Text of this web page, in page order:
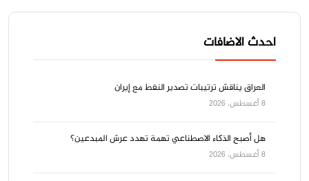
احدث الاضافات
العراق يناقش ترتيبات تصدير النفط مع إيران
8 أغسطس، 2026
هل أصبح الذكاء الاصطناعي تهمة تهدد عرش المبدعين؟
8 أغسطس، 2026